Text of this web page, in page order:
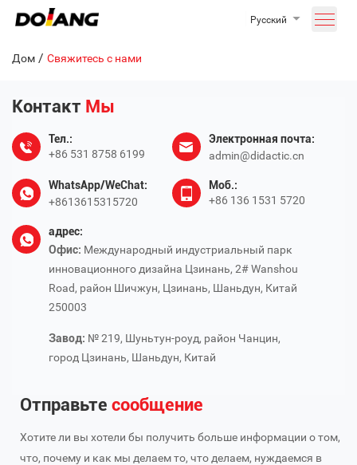
Русский
Дом / Свяжитесь с нами
Контакт Мы
Тел.:
+86 531 8758 6199
Электронная почта:
admin@didactic.cn
WhatsApp/WeChat:
+8613615315720
Моб.:
+86 136 1531 5720
адрес:
Офис: Международный индустриальный парк
инновационного дизайна Цзинань, 2# Wanshou
Road, район Шичжун, Цзинань, Шаньдун, Китай
250003
Завод: № 219, Шуньтун-роуд, район Чанцин,
город Цзинань, Шаньдун, Китай
Отправьтесообщение
Хотите ли вы хотели бы получить больше информации о том,
что, почему и как мы делаем то, что делаем, нуждаемся в